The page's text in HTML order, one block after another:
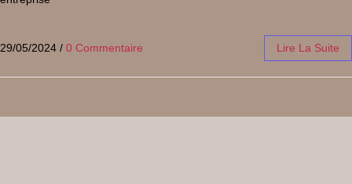
29/05/2024 / 0 Commentaire Lire La Suite